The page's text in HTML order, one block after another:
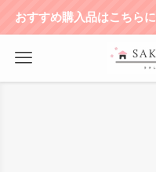
おすすめ購入品はこちら